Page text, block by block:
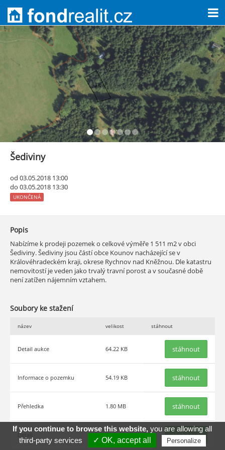
Šediviny
od 03.05.2018 13:00
do 03.05.2018 13:30
UKONČENÁ
Popis
Nabízíme k prodeji pozemek o celkové výměře 1 511 m2 v obci
Šediviny. Šediviny jsou částí obce Kounov nacházející se v
Královéhradeckém kraji, okrese Rychnov nad Kněžnou. Dle katastru
nemovitostí je veden jako trvalý travní porost a v současné době
není zatížen nájemním vztahem.
Soubory ke stažení
název velikost stáhnout
Detail aukce 64.22 KB stáhnout
Informace o pozemku 54.19 KB stáhnout
Přehledka 1.80 MB stáhnout
Detail 1.40 MB stáhnout
If you continue to browse this website, you are allowing all
third-party services
✓ OK, accept all Personalize